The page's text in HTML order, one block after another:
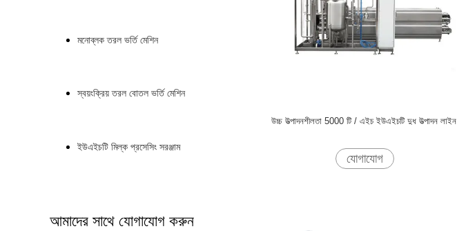
মনোব্লক তরল ভর্তি মেশিন
স্বয়ংক্রিয় তরল বোতল ভর্তি মেশিন
ইউএইচটি মিল্ক প্রসেসিং সরঞ্জাম
আমাদের সাথে যোগাযোগ করুন
উচ্চ উত্পাদনশীলতা 5000 টি / এইচ ইউএইচটি দুধ উত্পাদন লাইন
যোগাযোগ